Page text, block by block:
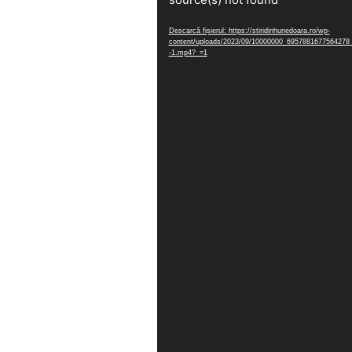
Descarcă fișierul: https://stiridinhunedoara.ro/wp-
content/uploads/2023/09/
-1.mp4?_=1